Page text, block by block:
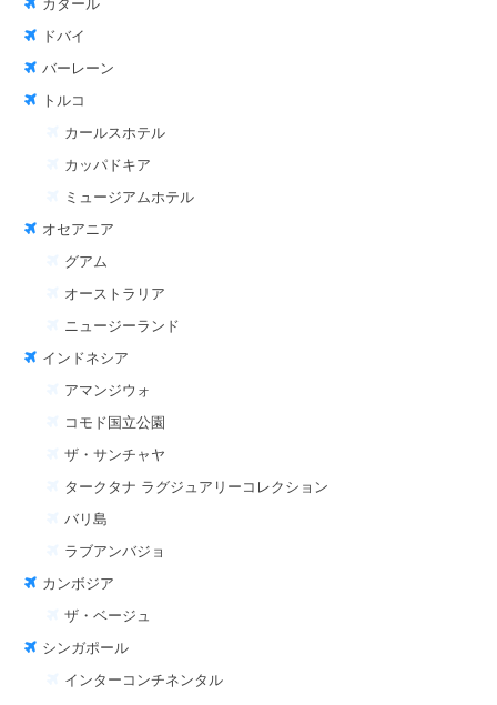
カタール
ドバイ
バーレーン
トルコ
カールスホテル
カッパドキア
ミュージアムホテル
オセアニア
グアム
オーストラリア
ニュージーランド
インドネシア
アマンジウォ
コモド国立公園
ザ・サンチャヤ
タークタナ ラグジュアリーコレクション
バリ島
ラブアンバジョ
カンボジア
ザ・ベージュ
シンガポール
インターコンチネンタル